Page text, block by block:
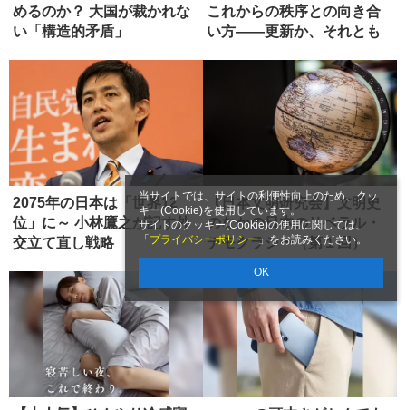
当サイトでは、サイトの利便性向上のため、クッ
キー(Cookie)を使用しています。
サイトのクッキー(Cookie)の使用に関しては、
「 プライバシーポリシー」をお読みください。
OK
めるのか？ 大国が裁かれな
い「構造的矛盾」
これからの秩序との向き合
い方――更新か、それとも
2075年の日本は「世界12
位」に～ 小林鷹之が記す外
交立て直し戦略
【日本文明研究会】文明史
のなかの日本のリベラル・
デモクラシー（第１回）